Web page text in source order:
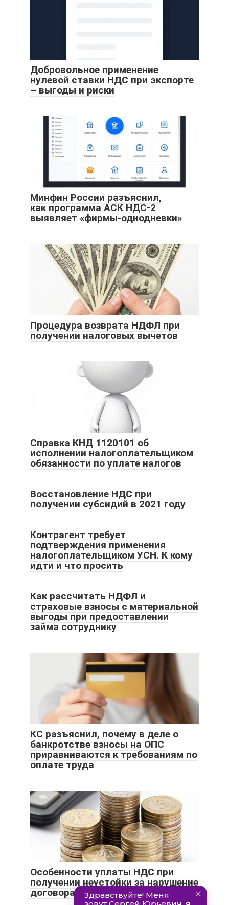
Добровольное применение
нулевой ставки НДС при экспорте
– выгоды и риски
Минфин России разъяснил,
как программа АСК НДС-2
выявляет «фирмы-однодневки»
Процедура возврата НДФЛ при
получении налоговых вычетов
Справка КНД 1120101 об
исполнении налогоплательщиком
обязанности по уплате налогов
Восстановление НДС при
получении субсидий в 2021 году
Контрагент требует
подтверждения применения
налогоплательщиком УСН. К кому
идти и что просить
Как рассчитать НДФЛ и
страховые взносы с материальной
выгоды при предоставлении
займа сотруднику
КС разъяснил, почему в деле о
банкротстве взносы на ОПС
приравниваются к требованиям по
оплате труда
Особенности уплаты НДС при
получении неустойки за нарушение
договора